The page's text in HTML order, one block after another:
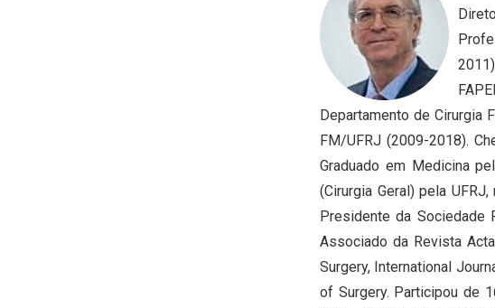
Departamento de Cirurgia
FM/UFRJ (2009-2018).
Graduado em Medicina
(Cirurgia Geral) pela
Presidente da Sociedade
Associado da Revista
Surgery, International
of Surgery. Participou de